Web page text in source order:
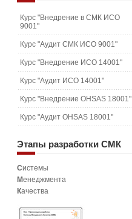
Курс "Внедрение в СМК ИСО
9001"
Курс "Аудит СМК ИСО 9001"
Курс "Внедрение ИСО 14001"
Курс "Аудит ИСО 14001"
Курс "Внедрение OHSAS 18001"
Курс "Аудит OHSAS 18001"
Этапы разработки СМК
Системы
Менеджмента
Качества